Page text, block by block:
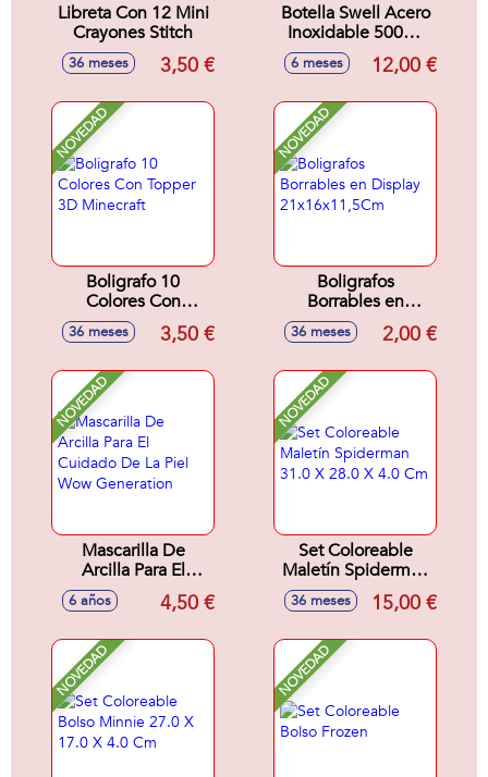
Libreta Con 12 Mini
Crayones Stitch
36 meses 3,50 €
Botella Swell Acero
Inoxidable 500Ml
Kuromi
6 meses 12,00 €
NOVEDAD
Boligrafo 10
Colores Con
Topper 3D
Minecraft
36 meses 3,50 €
NOVEDAD
Boligrafos
Borrables en
Display
21x16x11,5Cm
36 meses 2,00 €
NOVEDAD
Mascarilla De
Arcilla Para El
Cuidado De La Piel
Wow Generation
6 años 4,50 €
NOVEDAD
Set Coloreable
Maletín Spiderman
31.0 X 28.0 X 4.0
Cm
36 meses 15,00 €
NOVEDAD NOVEDAD